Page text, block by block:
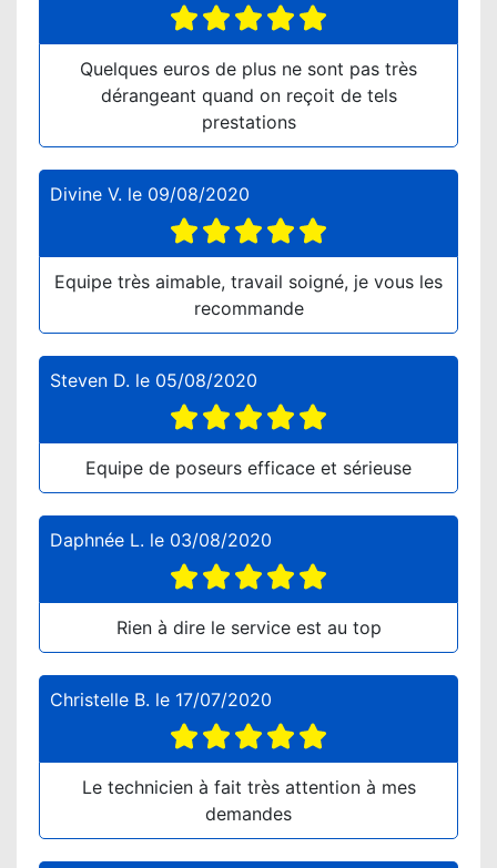
Quelques euros de plus ne sont pas très
dérangeant quand on reçoit de tels
prestations
Divine V. le 09/08/2020
Equipe très aimable, travail soigné, je vous les
recommande
Steven D. le 05/08/2020
Equipe de poseurs efficace et sérieuse
Daphnée L. le 03/08/2020
Rien à dire le service est au top
Christelle B. le 17/07/2020
Le technicien à fait très attention à mes
demandes